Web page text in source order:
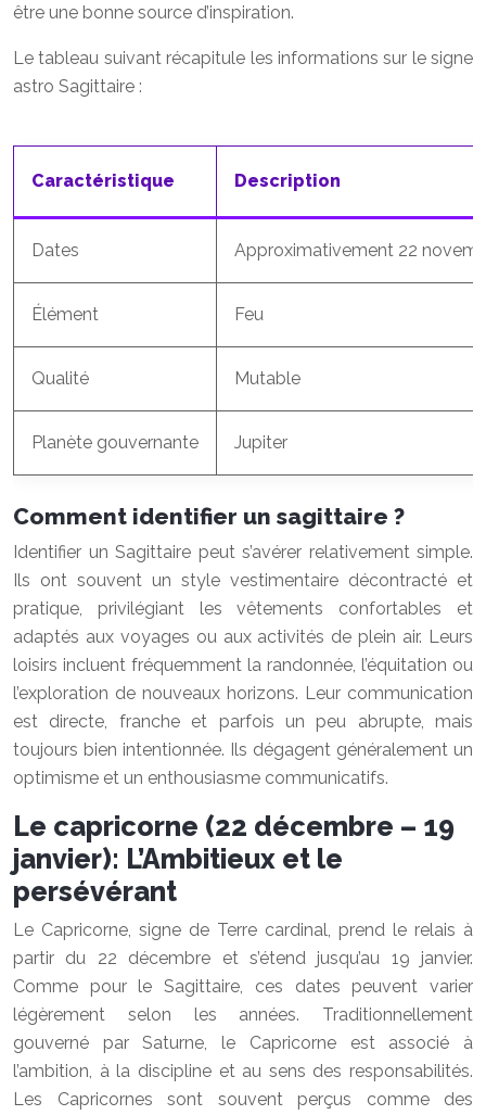
être une bonne source d’inspiration.
Le tableau suivant récapitule les informations sur le signe
astro Sagittaire :
Caractéristique Description
Dates Approximativement 22
Élément Feu
Qualité Mutable
Planète gouvernante Jupiter
Comment identifier un sagittaire ?
Identifier un Sagittaire peut s’avérer relativement simple.
Ils ont souvent un style vestimentaire décontracté et
pratique, privilégiant les vêtements confortables et
adaptés aux voyages ou aux activités de plein air. Leurs
loisirs incluent fréquemment la randonnée, l’équitation ou
l’exploration de nouveaux horizons. Leur communication
est directe, franche et parfois un peu abrupte, mais
toujours bien intentionnée. Ils dégagent généralement un
optimisme et un enthousiasme communicatifs.
Le capricorne (22 décembre – 19
janvier): L’Ambitieux et le
persévérant
Le Capricorne, signe de Terre cardinal, prend le relais à
partir du 22 décembre et s’étend jusqu’au 19 janvier.
Comme pour le Sagittaire, ces dates peuvent varier
légèrement selon les années. Traditionnellement
gouverné par Saturne, le Capricorne est associé à
l’ambition, à la discipline et au sens des responsabilités.
Les Capricornes sont souvent perçus comme des